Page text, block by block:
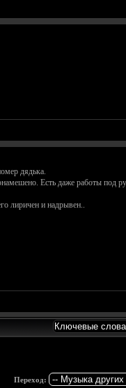
дядька.
Есть даже работы под
лиричен и надрывен..
Переход: